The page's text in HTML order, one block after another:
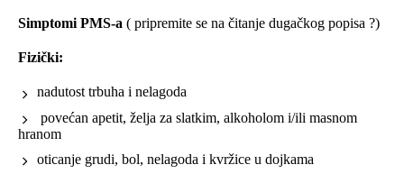
Simptomi PMS-a ( pripremite se na čitanje dugačkog popisa ?)
Fizički:
nadutost trbuha i nelagoda
povećan apetit, želja za slatkim, alkoholom i/ili masnom
hranom
oticanje grudi, bol, nelagoda i kvržice u dojkama